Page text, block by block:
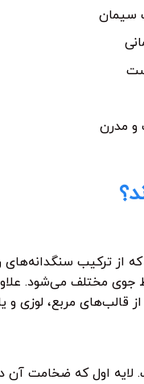
سیمان
و مدرن
از ترکیب
جوی مختلف می‌شود.
مربع، لوزی و
لایه اول که ضخامت